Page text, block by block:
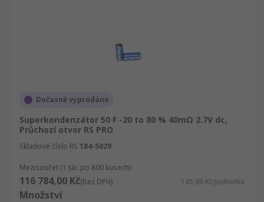
Dočasně vyprodáno
Superkondenzátor 50 F -20 to 80 % 40mΩ 2.7V dc,
Průchozí otvor RS PRO
Skladové číslo RS 184-5029
Mezisoučet (1 tác po 800 kusech)
116 784,00 Kč(bez DPH) 145,98 Kč/jednotka
Množství